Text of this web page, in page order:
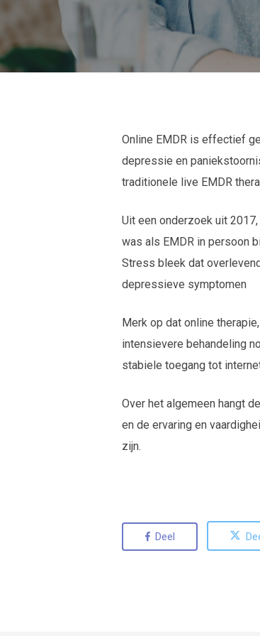
Online EMDR is effectief
depressie en
traditionele live EMDR
Uit een onderzoek uit
was als EMDR in persoon
Stress bleek dat
depressieve symptomen
Merk op dat online
intensievere behandeling
stabiele toegang tot
Over het algemeen hangt
en de ervaring en
zijn.
Deel